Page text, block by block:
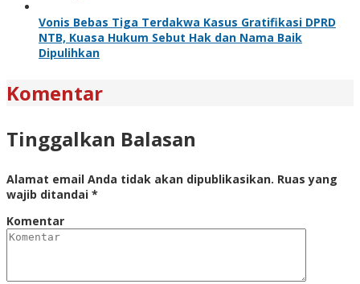
Vonis Bebas Tiga Terdakwa Kasus Gratifikasi DPRD
NTB, Kuasa Hukum Sebut Hak dan Nama Baik
Dipulihkan
Komentar
Tinggalkan Balasan
Alamat email Anda tidak akan dipublikasikan. Ruas yang
wajib ditandai *
Komentar